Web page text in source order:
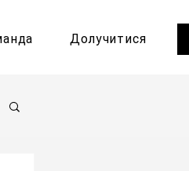
Долучитися